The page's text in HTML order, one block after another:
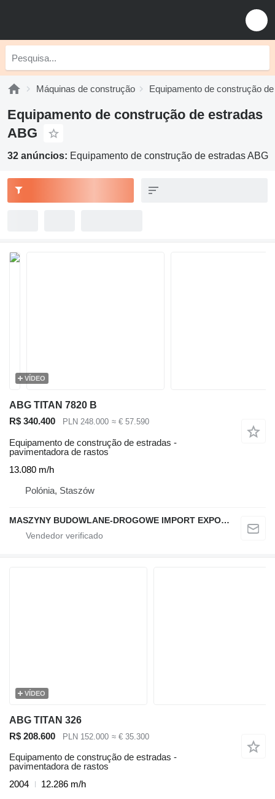
Máquinas de construção Equipamento de construção
Equipamento de construção de estradas
ABG
32 anúncios: Equipamento de construção de estradas ABG
VÍDEO
ABG TITAN 7820 B
R$ 340.400
PLN 248.000 ≈ € 57.590
Equipamento de construção de estradas -
pavimentadora de rastos
13.080 m/h
Polónia, Staszów
MASZYNY BUDOWLANE-DROGOWE IMPORT EXPORT
VÍDEO
ABG TITAN 326
R$ 208.600
PLN 152.000 ≈ € 35.300
Equipamento de construção de estradas -
pavimentadora de rastos
2004
12.286 m/h